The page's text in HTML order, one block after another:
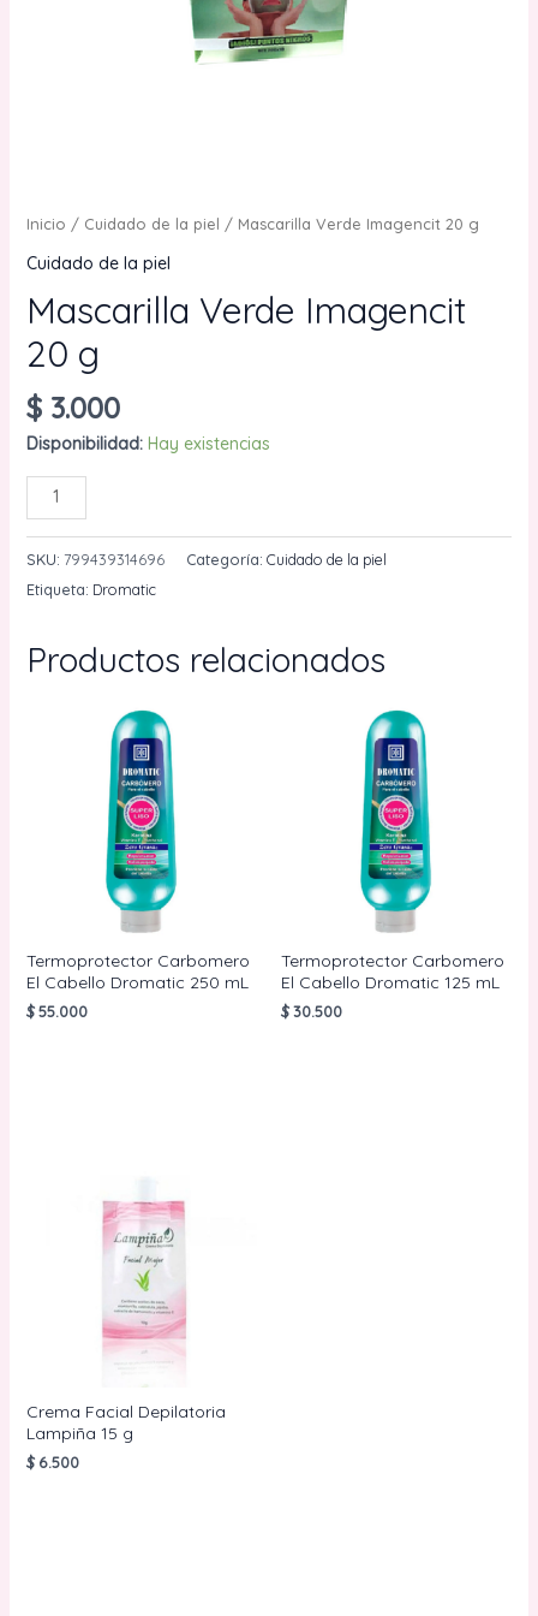
Inicio / Cuidado de la piel / Mascarilla Verde Imagencit 20 g
Cuidado de la piel
Mascarilla Verde Imagencit
20 g
$3.000
Disponibilidad: Hay existencias
Mascarilla
Verde
Imagencit
20
SKU: 799439314696 Categoría: Cuidado de la piel
Etiqueta: Dromatic
Productos relacionados
Termoprotector Carbomero
El Cabello Dromatic 250 mL
$55.000
Termoprotector Carbomero
El Cabello Dromatic 125 mL
$30.500
Crema Facial Depilatoria
Lampiña 15 g
$6.500